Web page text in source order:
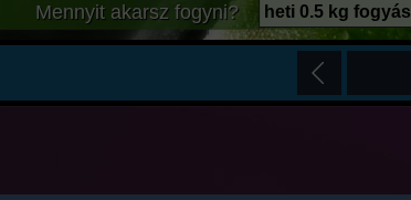
Mennyit akarsz fogyni? heti 0.5 kg fogyás